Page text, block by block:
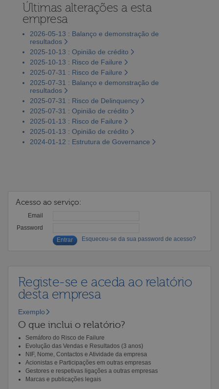
Últimas alterações a esta
empresa
2026-05-13 : Balanço e demonstração de
resultados
2025-10-13 : Opinião de crédito
2025-10-13 : Risco de Failure
2025-07-31 : Risco de Failure
2025-07-31 : Balanço e demonstração de
resultados
2025-07-31 : Risco de Delinquency
2025-07-31 : Opinião de crédito
2025-01-13 : Risco de Failure
2025-01-13 : Opinião de crédito
2024-01-12 : Estrutura de Governance
Acesso ao serviço:
Email
Password
Esqueceu-se da sua password de acesso?
Registe-se e aceda ao relatório
desta empresa
Exemplo
O que inclui o relatório?
Semáforo do Risco de Failure
Evolução das Vendas e Resultados (3 anos)
NIF, Nome, Contactos e Atividade da empresa
Acionistas e Participações em outras empresas
Gestores e respetivas ligações a outras empresas
Marcas e publicações legais